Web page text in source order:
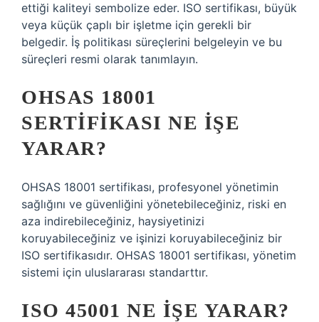
ettiği kaliteyi sembolize eder. ISO sertifikası, büyük
veya küçük çaplı bir işletme için gerekli bir
belgedir. İş politikası süreçlerini belgeleyin ve bu
süreçleri resmi olarak tanımlayın.
OHSAS 18001
SERTIFIKASI NE IŞE
YARAR?
OHSAS 18001 sertifikası, profesyonel yönetimin
sağlığını ve güvenliğini yönetebileceğiniz, riski en
aza indirebileceğiniz, haysiyetinizi
koruyabileceğiniz ve işinizi koruyabileceğiniz bir
ISO sertifikasıdır. OHSAS 18001 sertifikası, yönetim
sistemi için uluslararası standarttır.
ISO 45001 NE IŞE YARAR?